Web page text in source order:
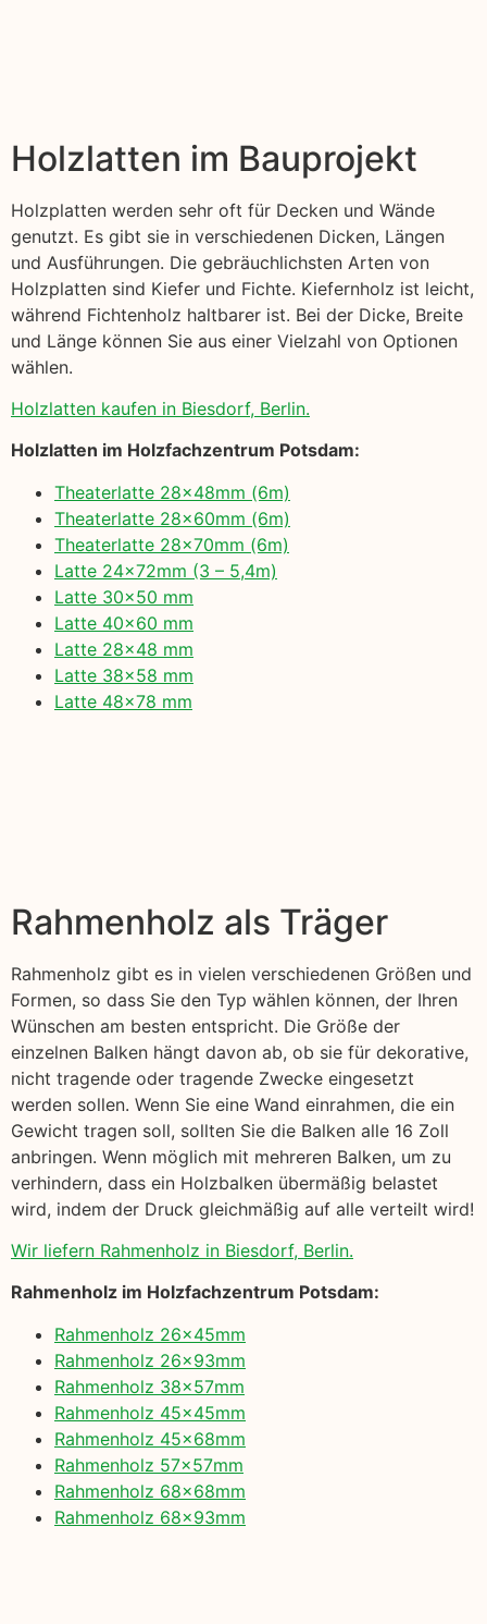
Holzlatten im Bauprojekt
Holzplatten werden sehr oft für Decken und Wände
genutzt. Es gibt sie in verschiedenen Dicken, Längen
und Ausführungen. Die gebräuchlichsten Arten von
Holzplatten sind Kiefer und Fichte. Kiefernholz ist leicht,
während Fichtenholz haltbarer ist. Bei der Dicke, Breite
und Länge können Sie aus einer Vielzahl von Optionen
wählen.
Holzlatten kaufen in Biesdorf, Berlin.
Holzlatten im Holzfachzentrum Potsdam:
Theaterlatte 28x48mm (6m)
Theaterlatte 28x60mm (6m)
Theaterlatte 28x70mm (6m)
Latte 24x72mm (3 – 5,4m)
Latte 30×50 mm
Latte 40×60 mm
Latte 28×48 mm
Latte 38×58 mm
Latte 48×78 mm
Rahmenholz als Träger
Rahmenholz gibt es in vielen verschiedenen Größen und
Formen, so dass Sie den Typ wählen können, der Ihren
Wünschen am besten entspricht. Die Größe der
einzelnen Balken hängt davon ab, ob sie für dekorative,
nicht tragende oder tragende Zwecke eingesetzt
werden sollen. Wenn Sie eine Wand einrahmen, die ein
Gewicht tragen soll, sollten Sie die Balken alle 16 Zoll
anbringen. Wenn möglich mit mehreren Balken, um zu
verhindern, dass ein Holzbalken übermäßig belastet
wird, indem der Druck gleichmäßig auf alle verteilt wird!
Wir liefern Rahmenholz in Biesdorf, Berlin.
Rahmenholz im Holzfachzentrum Potsdam:
Rahmenholz 26x45mm
Rahmenholz 26x93mm
Rahmenholz 38x57mm
Rahmenholz 45x45mm
Rahmenholz 45x68mm
Rahmenholz 57x57mm
Rahmenholz 68x68mm
Rahmenholz 68x93mm